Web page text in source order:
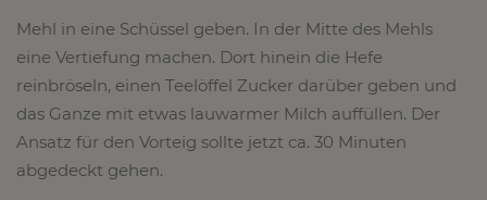
Mehl in eine Schüssel geben. In der Mitte des Mehls
eine Vertiefung machen. Dort hinein die Hefe
reinbröseln, einen Teelöffel Zucker darüber geben und
das Ganze mit etwas lauwarmer Milch auffüllen. Der
Ansatz für den Vorteig sollte jetzt ca. 30 Minuten
abgedeckt gehen.